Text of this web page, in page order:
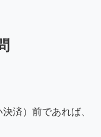
済）前であれば、